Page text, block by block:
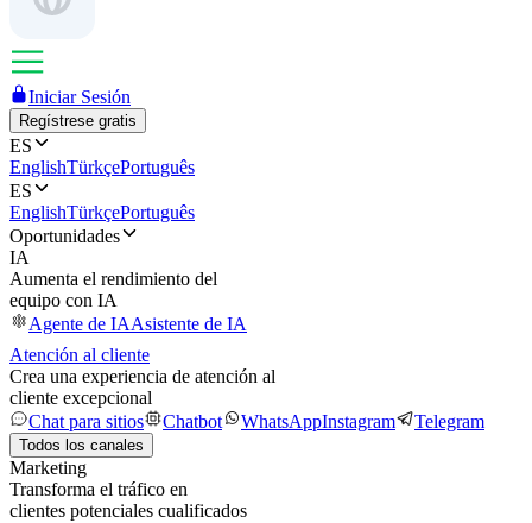
Iniciar Sesión
Regístrese gratis
ES
EnglishTürkçePortuguês
ES
EnglishTürkçePortuguês
Oportunidades
IA
Aumenta el rendimiento del
equipo con IA
Agente de IAAsistente de IA
Atención al cliente
Crea una experiencia de atención al
cliente excepcional
Chat para sitios
Chatbot WhatsAppInstagram Telegram
Todos los canales
Marketing
Transforma el tráfico en
clientes potenciales cualificados